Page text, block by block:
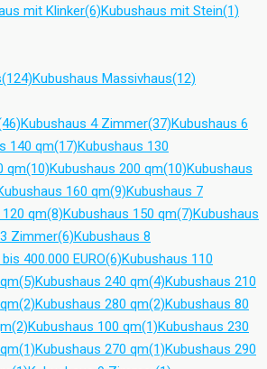
mit Klinker(6)Kubushaus mit Stein(1)
(124)Kubushaus Massivhaus(12)
Kubushaus 4 Zimmer(37)Kubushaus 6
140 qm(17)Kubushaus 130
qm(10)Kubushaus 200 qm(10)Kubushaus
160 qm(9)Kubushaus 7
qm(8)Kubushaus 150 qm(7)Kubushaus
Zimmer(6)Kubushaus 8
400.000 EURO(6)Kubushaus 110
(5)Kubushaus 240 qm(4)Kubushaus 210
(2)Kubushaus 280 qm(2)Kubushaus 80
(2)Kubushaus 100 qm(1)Kubushaus 230
(1)Kubushaus 270 qm(1)Kubushaus 290